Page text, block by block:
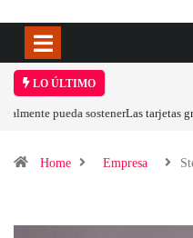
LO ÚLTIMO
Las tarjetas gráficas RDNA 5 ya
Home Empresa